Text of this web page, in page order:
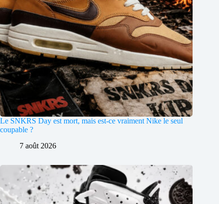
Le SNKRS Day est mort, mais est-ce vraiment Nike le seul
coupable ?
7 août 2026